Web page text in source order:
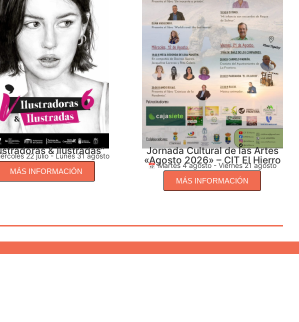
& Ilustradas”
22 julio - Lunes 31 agosto
MÁS INFORMACIÓN
Jornada Cultural de las Artes
«Agosto 2026» – CIT El Hierro
Martes 4 agosto - Viernes 21 agosto
MÁS INFORMACIÓN